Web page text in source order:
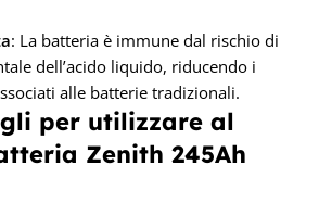
: La batteria è immune dal rischio di
dell’acido liquido, riducendo i
alle batterie tradizionali.
per utilizzare al
Zenith 245Ah